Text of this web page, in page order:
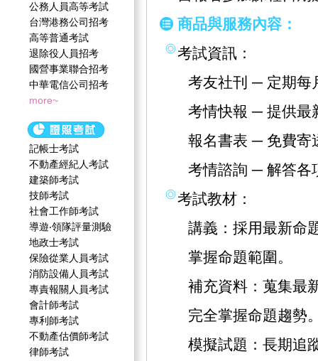
公務人員高等考試
台灣港務公司招考
高等普通考試
退除役人員招考
國營事業聯合招考
中華電信公司招考
more~
記帳士考試
不動產經紀人考試
建築師考試
技師考試
社會工作師‍考試
導遊‧領隊評量測驗
地政士考試
保險從業人員考試
消防設備人員考試
專責報關人員考試
會計師考試
專利師考試
不動產估價師考試
律師考試
商品與服務內容：
考試資訊：
考友社刊 ─ 定期每
考情快報 ─ 提供最
報名書表 ─ 免費寄
考情諮詢 ─ 解答各
考試教材：
講義：採用最新命
掌握命題範圍。
補充資料：蒐集最
完全掌握命題趨勢
模擬試題：長期追